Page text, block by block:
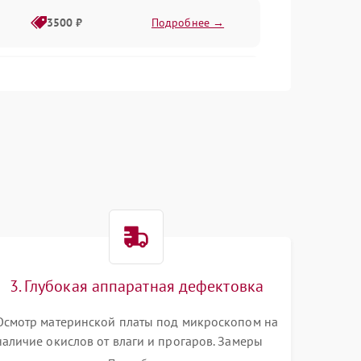
3500 ₽ Подробнее →
3000 ₽ Подробнее →
3. Глубокая аппаратная дефектовка
материнской платы под микроскопом на
окислов от влаги и прогаров. Замеры